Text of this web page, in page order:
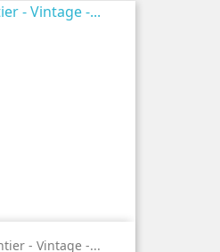
- Vintage -...